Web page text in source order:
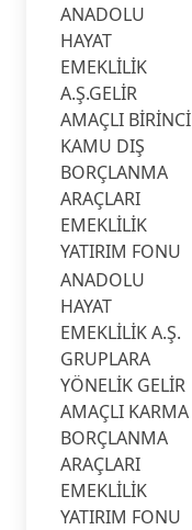
ANADOLU
HAYAT
EMEKLİLİK
A.Ş.GELİR
AMAÇLI BİRİNCİ
KAMU DIŞ
BORÇLANMA
ARAÇLARI
EMEKLİLİK
YATIRIM FONU
ANADOLU
HAYAT
EMEKLİLİK A.Ş.
GRUPLARA
YÖNELİK GELİR
AMAÇLI KARMA
BORÇLANMA
ARAÇLARI
EMEKLİLİK
YATIRIM FONU